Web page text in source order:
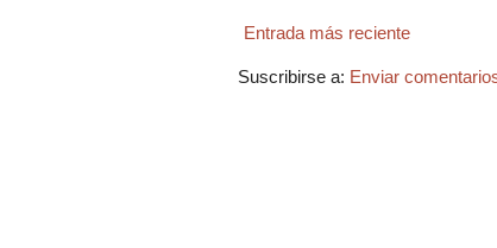
Entrada más reciente
Suscribirse a: Enviar